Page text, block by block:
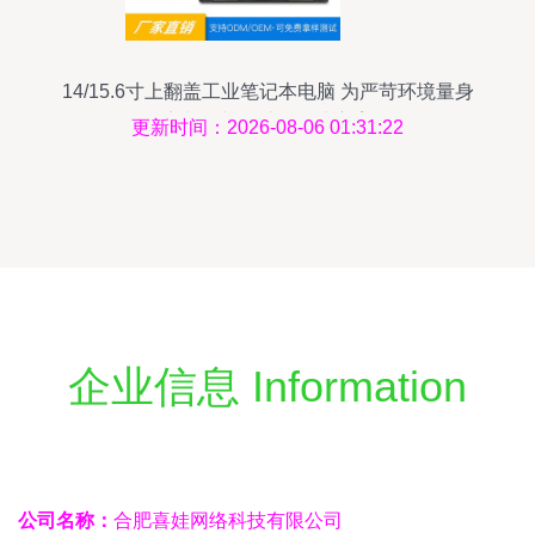
14/15.6寸上翻盖工业笔记本电脑 为严苛环境量身
定制的加固计算解决方案
更新时间：2026-08-06 01:31:22
企业信息 Information
公司名称： 合肥喜娃网络科技有限公司